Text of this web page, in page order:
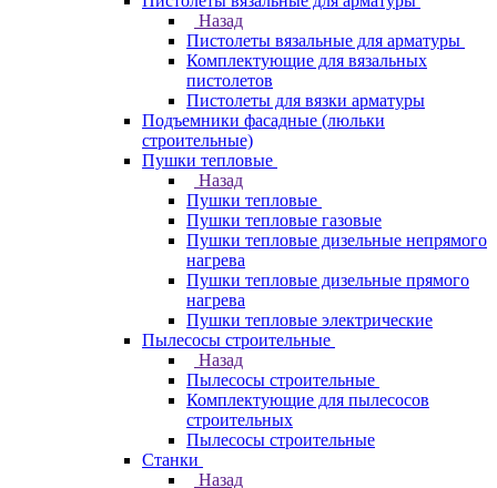
Назад
Пистолеты вязальные для арматуры
Комплектующие для вязальных
пистолетов
Пистолеты для вязки арматуры
Подъемники фасадные (люльки
строительные)
Пушки тепловые
Назад
Пушки тепловые
Пушки тепловые газовые
Пушки тепловые дизельные непрямого
нагрева
Пушки тепловые дизельные прямого
нагрева
Пушки тепловые электрические
Пылесосы строительные
Назад
Пылесосы строительные
Комплектующие для пылесосов
строительных
Пылесосы строительные
Станки
Назад